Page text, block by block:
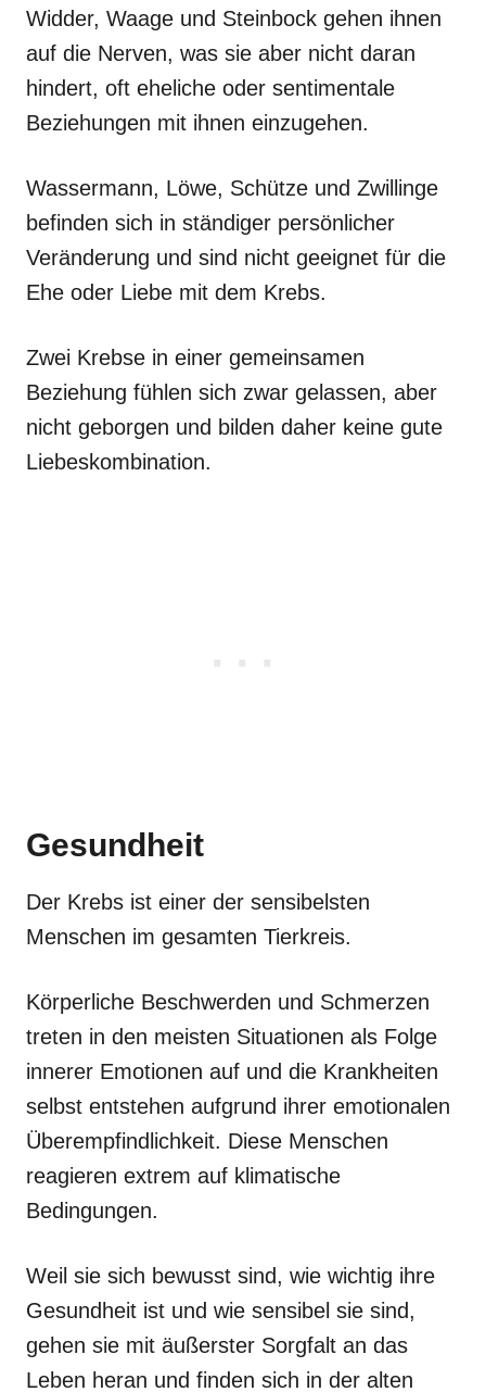
Widder, Waage und Steinbock gehen ihnen
auf die Nerven, was sie aber nicht daran
hindert, oft eheliche oder sentimentale
Beziehungen mit ihnen einzugehen.
Wassermann, Löwe, Schütze und Zwillinge
befinden sich in ständiger persönlicher
Veränderung und sind nicht geeignet für die
Ehe oder Liebe mit dem Krebs.
Zwei Krebse in einer gemeinsamen
Beziehung fühlen sich zwar gelassen, aber
nicht geborgen und bilden daher keine gute
Liebeskombination.
Gesundheit
Der Krebs ist einer der sensibelsten
Menschen im gesamten Tierkreis.
Körperliche Beschwerden und Schmerzen
treten in den meisten Situationen als Folge
innerer Emotionen auf und die Krankheiten
selbst entstehen aufgrund ihrer emotionalen
Überempfindlichkeit. Diese Menschen
reagieren extrem auf klimatische
Bedingungen.
Weil sie sich bewusst sind, wie wichtig ihre
Gesundheit ist und wie sensibel sie sind,
gehen sie mit äußerster Sorgfalt an das
Leben heran und finden sich in der alten